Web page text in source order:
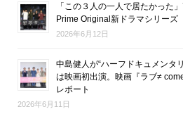
「この３人の一人で居たかった
Prime Original新ドラマシリーズ
2026年6月12日
中島健人が“ハーフドキュメンタ
は映画初出演。映画『ラブ≠
レポート
2026年6月11日